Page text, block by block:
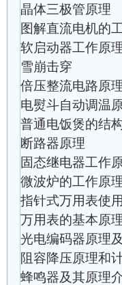
晶体三极管原理
图解直流电机的
软启动器工作原理
雪崩击穿
倍压整流电路原理
电熨斗自动调温
普通电饭煲的结
断路器原理
固态继电器工作
微波炉的工作原理
指针式万用表使
万用表的基本原理
光电编码器原理
阻容降压原理和
蜂鸣器及其原理